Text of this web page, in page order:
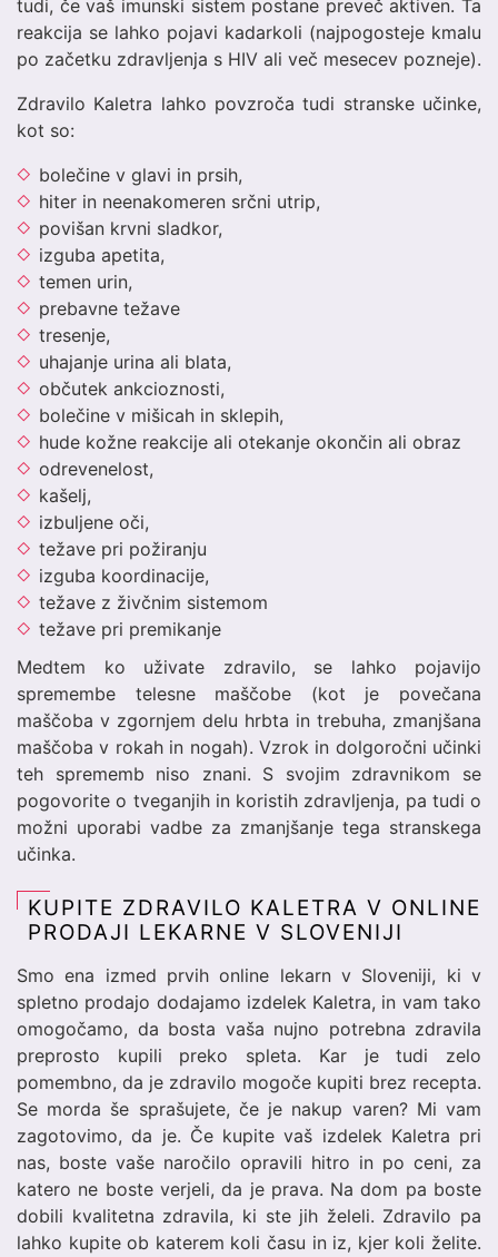
tudi, če vaš imunski sistem postane preveč aktiven. Ta
reakcija se lahko pojavi kadarkoli (najpogosteje kmalu
po začetku zdravljenja s HIV ali več mesecev pozneje).
Zdravilo Kaletra lahko povzroča tudi stranske učinke,
kot so:
bolečine v glavi in prsih,
hiter in neenakomeren srčni utrip,
povišan krvni sladkor,
izguba apetita,
temen urin,
prebavne težave
tresenje,
uhajanje urina ali blata,
občutek ankcioznosti,
bolečine v mišicah in sklepih,
hude kožne reakcije ali otekanje okončin ali obraz
odrevenelost,
kašelj,
izbuljene oči,
težave pri požiranju
izguba koordinacije,
težave z živčnim sistemom
težave pri premikanje
Medtem ko uživate zdravilo, se lahko pojavijo
spremembe telesne maščobe (kot je povečana
maščoba v zgornjem delu hrbta in trebuha, zmanjšana
maščoba v rokah in nogah). Vzrok in dolgoročni učinki
teh sprememb niso znani. S svojim zdravnikom se
pogovorite o tveganjih in koristih zdravljenja, pa tudi o
možni uporabi vadbe za zmanjšanje tega stranskega
učinka.
KUPITE ZDRAVILO KALETRA V ONLINE
PRODAJI LEKARNE V SLOVENIJI
Smo ena izmed prvih online lekarn v Sloveniji, ki v
spletno prodajo dodajamo izdelek Kaletra, in vam tako
omogočamo, da bosta vaša nujno potrebna zdravila
preprosto kupili preko spleta. Kar je tudi zelo
pomembno, da je zdravilo mogoče kupiti brez recepta.
Se morda še sprašujete, če je nakup varen? Mi vam
zagotovimo, da je. Če kupite vaš izdelek Kaletra pri
nas, boste vaše naročilo opravili hitro in po ceni, za
katero ne boste verjeli, da je prava. Na dom pa boste
dobili kvalitetna zdravila, ki ste jih želeli. Zdravilo pa
lahko kupite ob katerem koli času in iz, kjer koli želite.